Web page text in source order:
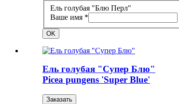
Ель голубая "Блю Перл"
Ваше имя *
OK
Ель голубая "Супер Блю"
Picea pungens 'Super Blue'
Заказать